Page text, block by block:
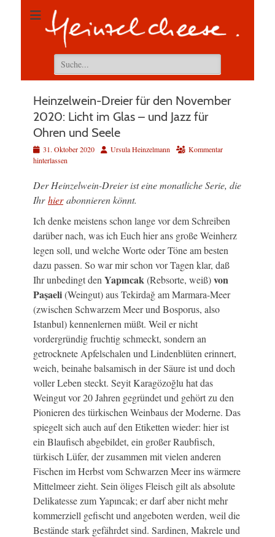
Suchen
nach:
Heinzelwein-Dreier für den November
2020: Licht im Glas – und Jazz für
Ohren und Seele
Veröffentlicht
am
31. Oktober 2020 AutorUrsula Heinzelmann
Kommentar
hinterlassen
Der Heinzelwein-Dreier ist eine monatliche Serie, die
Ihrhierabonnieren könnt.
Ich denke meistens schon lange vor dem Schreiben
darüber nach, was ich Euch hier ans große Weinherz
legen soll, und welche Worte oder Töne am besten
dazu passen. So war mir schon vor Tagen klar, daß
Ihr unbedingt denYapıncak(Rebsorte, weiß)von
Paşaeli(Weingut) aus Tekirdağ am Marmara-Meer
(zwischen Schwarzem Meer und Bosporus, also
Istanbul) kennenlernen müßt. Weil er nicht
vordergründig fruchtig schmeckt, sondern an
getrocknete Apfelschalen und Lindenblüten erinnert,
weich, beinahe balsamisch in der Säure ist und doch
voller Leben steckt. Seyit Karagözoğlu hat das
Weingut vor 20 Jahren gegründet und gehört zu den
Pionieren des türkischen Weinbaus der Moderne. Das
spiegelt sich auch auf den Etiketten wieder: hier ist
ein Blaufisch abgebildet, ein großer Raubfisch,
türkisch Lüfer, der zusammen mit vielen anderen
Fischen im Herbst vom Schwarzen Meer ins wärmere
Mittelmeer zieht. Sein öliges Fleisch gilt als absolute
Delikatesse zum Yapıncak; er darf aber nicht mehr
kommerziell gefischt und angeboten werden, weil die
Bestände stark gefährdet sind. Sardinen, Makrele und